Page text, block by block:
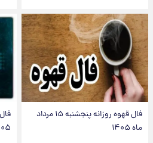
فال قهوه روزانه پنجشنبه ۱۵ مرداد
ماه ۱۴۰۵